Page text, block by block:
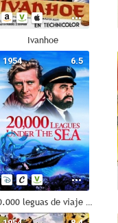
Ivanhoe
6.5
1954
20.000 leguas de viaje submarino